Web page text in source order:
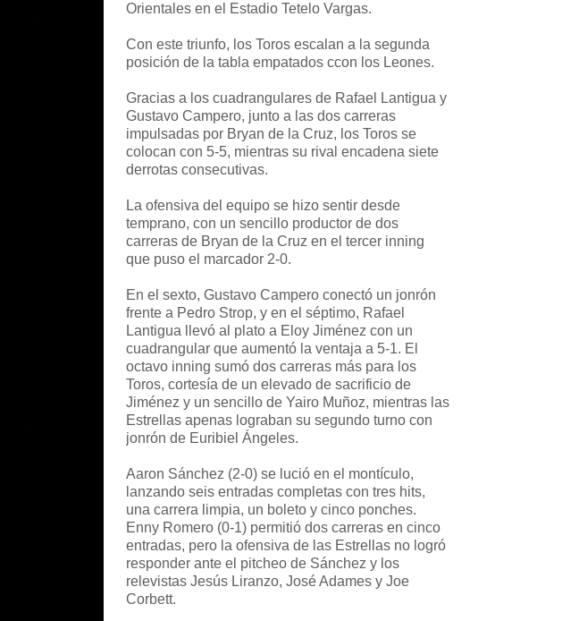
Orientales en el Estadio Tetelo Vargas.
Con este triunfo, los Toros escalan a la segunda
posición de la tabla empatados ccon los Leones.
Gracias a los cuadrangulares de Rafael Lantigua y
Gustavo Campero, junto a las dos carreras
impulsadas por Bryan de la Cruz, los Toros se
colocan con 5-5, mientras su rival encadena siete
derrotas consecutivas.
La ofensiva del equipo se hizo sentir desde
temprano, con un sencillo productor de dos
carreras de Bryan de la Cruz en el tercer inning
que puso el marcador 2-0.
En el sexto, Gustavo Campero conectó un jonrón
frente a Pedro Strop, y en el séptimo, Rafael
Lantigua llevó al plato a Eloy Jiménez con un
cuadrangular que aumentó la ventaja a 5-1. El
octavo inning sumó dos carreras más para los
Toros, cortesía de un elevado de sacrificio de
Jiménez y un sencillo de Yairo Muñoz, mientras las
Estrellas apenas lograban su segundo turno con
jonrón de Euribiel Ángeles.
Aaron Sánchez (2-0) se lució en el montículo,
lanzando seis entradas completas con tres hits,
una carrera limpia, un boleto y cinco ponches.
Enny Romero (0-1) permitió dos carreras en cinco
entradas, pero la ofensiva de las Estrellas no logró
responder ante el pitcheo de Sánchez y los
relevistas Jesús Liranzo, José Adames y Joe
Corbett.